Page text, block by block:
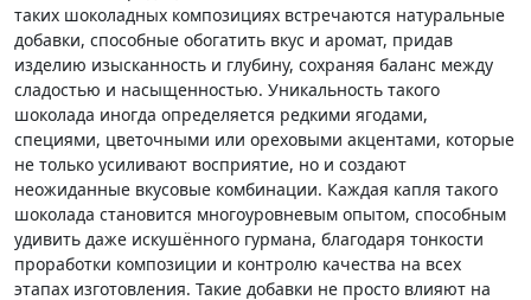
таких шоколадных композициях встречаются натуральные
добавки, способные обогатить вкус и аромат, придав
изделию изысканность и глубину, сохраняя баланс между
сладостью и насыщенностью. Уникальность такого
шоколада иногда определяется редкими ягодами,
специями, цветочными или ореховыми акцентами, которые
не только усиливают восприятие, но и создают
неожиданные вкусовые комбинации. Каждая капля такого
шоколада становится многоуровневым опытом, способным
удивить даже искушённого гурмана, благодаря тонкости
проработки композиции и контролю качества на всех
этапах изготовления. Такие добавки не просто влияют на